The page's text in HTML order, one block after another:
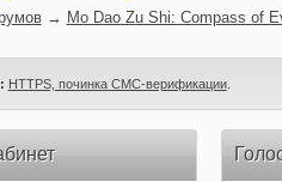
→ Mo Dao Zu Shi: Compass of
HTTPS, починка СМС-верификации.